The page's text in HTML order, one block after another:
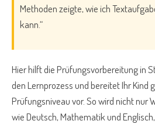
Methoden zeigte, wie ich
kann.“
Hier hilft die Prüfungsvorbereitung in
den Lernprozess und bereitet Ihr Kind
Prüfungsniveau vor. So wird nicht nur
wie Deutsch, Mathematik und